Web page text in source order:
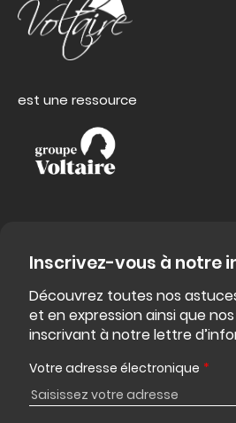
est une ressource
Inscrivez-vous à notre
Découvrez toutes nos
et en expression ainsi que
inscrivant à notre lettre
Votre adresse électronique *